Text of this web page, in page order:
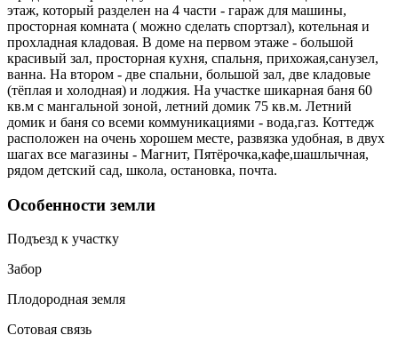
этаж, который разделен на 4 части - гараж для машины,
просторная комната ( можно сделать спортзал), котельная и
прохладная кладовая. В доме на первом этаже - большой
красивый зал, просторная кухня, спальня, прихожая,санузел,
ванна. На втором - две спальни, большой зал, две кладовые
(тёплая и холодная) и лоджия. На участке шикарная баня 60
кв.м с мангальной зоной, летний домик 75 кв.м. Летний
домик и баня со всеми коммуникациями - вода,газ. Коттедж
расположен на очень хорошем месте, развязка удобная, в двух
шагах все магазины - Магнит, Пятёрочка,кафе,шашлычная,
рядом детский сад, школа, остановка, почта.
Особенности земли
Подъезд к участку
Забор
Плодородная земля
Сотовая связь